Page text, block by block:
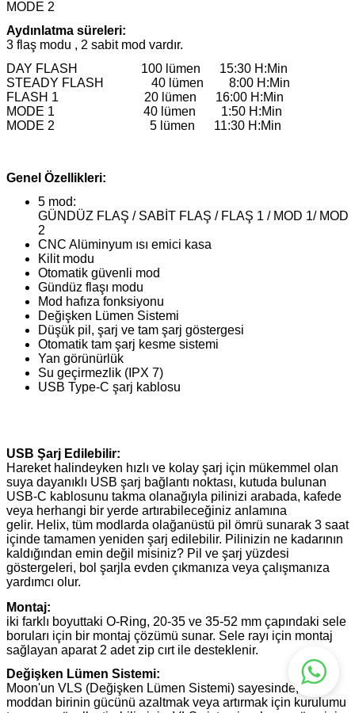
MODE 2
Aydınlatma süreleri:
3 flaş modu , 2 sabit mod vardır.
DAY FLASH 100 lümen 15:30 H:Min
STEADY FLASH 40 lümen 8:00 H:Min
FLASH 1 20 lümen 16:00 H:Min
MODE 1 40 lümen 1:50 H:Min
MODE 2 5 lümen 11:30 H:Min
Genel Özellikleri:
5 mod:
GÜNDÜZ FLAŞ / SABİT FLAŞ / FLAŞ 1 / MOD 1/ MOD
2
CNC Alüminyum ısı emici kasa
Kilit modu
Otomatik güvenli mod
Gündüz flaşı modu
Mod hafıza fonksiyonu
Değişken Lümen Sistemi
Düşük pil, şarj ve tam şarj göstergesi
Otomatik tam şarj kesme sistemi
Yan görünürlük
Su geçirmezlik (IPX 7)
USB Type-C şarj kablosu
USB Şarj Edilebilir:
Hareket halindeyken hızlı ve kolay şarj için mükemmel olan
suya dayanıklı USB şarj bağlantı noktası, kutuda bulunan
USB-C kablosunu takma olanağıyla pilinizi arabada, kafede
veya herhangi bir yerde artırabileceğiniz anlamına
gelir. Helix, tüm modlarda olağanüstü pil ömrü sunarak 3 saat
içinde tamamen yeniden şarj edilebilir. Pilinizin ne kadarının
kaldığından emin değil misiniz? Pil ve şarj yüzdesi
göstergeleri, bol şarjla evden çıkmanıza veya çalışmanıza
yardımcı olur.
Montaj:
iki farklı boyuttaki O-Ring, 20-35 ve 35-52 mm çapındaki sele
boruları için bir montaj çözümü sunar. Sele rayı için montaj
sağlayan aparat 2 adet zip cırt ile desteklenir.
Değişken Lümen Sistemi:
Moon'un VLS (Değişken Lümen Sistemi) sayesinde, iki
moddan birinin gücünü azaltmak veya artırmak için kurulumu